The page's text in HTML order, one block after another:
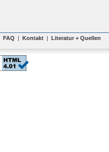
FAQ | Kontakt | Literatur + Quellen